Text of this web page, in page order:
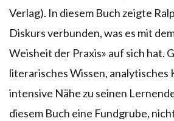
Verlag). In diesem Buch zeigte
Diskurs verbunden, was es mit
Weisheit der Praxis» auf sich hat.
literarisches Wissen, analytisches
intensive Nähe zu seinen
diesem Buch eine Fundgrube,